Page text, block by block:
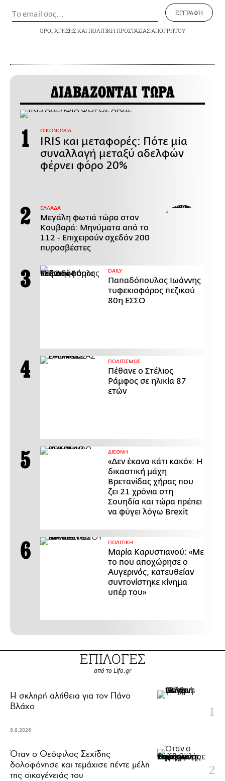
ΕΓΓΡΑΦΗ
ΟΡΟΙ ΧΡΗΣΗΣΚΑΙ ΠΟΛΙΤΙΚΗ ΠΡΟΣΤΑΣΙΑΣ ΑΠΟΡΡΗΤΟΥ
ΔΙΑΒΑΖΟΝΤΑΙ ΤΩΡΑ
ΟΙΚΟΝΟΜΙΑ
IRIS και μεταφορές: Πότε μία
συναλλαγή μεταξύ αδελφών
φέρνει φόρο 20%
ΕΛΛΑΔΑ
Μεγάλη φωτιά τώρα στον
Κουβαρά: Μηνύματα από το
112 - Επιχειρούν σχεδόν 200
πυροσβέστες
DAILY
Παπαδόπουλος Ιωάννης
τυφεκιοφόρος πεζικού
80η ΕΣΣΟ
ΠΟΛΙΤΙΣΜΟΣ
Πέθανε ο Στέλιος
Ράμφος σε ηλικία 87
ετών
ΔΙΕΘΝΗ
«Δεν έκανα κάτι κακό»: Η
δικαστική μάχη
Βρετανίδας χήρας που
ζει 21 χρόνια στη
Σουηδία και τώρα πρέπει
να φύγει λόγω Brexit
ΠΟΛΙΤΙΚΗ
Μαρία Καρυστιανού: «Με
το που αποχώρησε ο
Αυγερινός, κατευθείαν
συντονίστηκε κίνημα
υπέρ του»
ΕΠΙΛΟΓΕΣ
από το Lifo.gr
H σκληρή αλήθεια για τον Πάνο
Βλάχο
8.8.2026
Όταν ο Θεόφιλος Σεχίδης
δολοφόνησε και τεμάχισε πέντε μέλη
της οικογένειάς του